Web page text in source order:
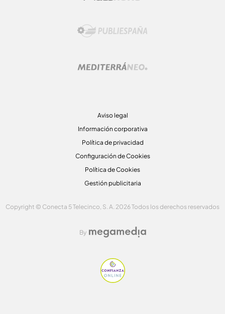
Aviso legal
Información corporativa
Política de privacidad
Configuración de Cookies
Política de Cookies
Gestión publicitaria
Copyright © Conecta 5 Telecinco, S. A. 2026 Todos los derechos reservados
By